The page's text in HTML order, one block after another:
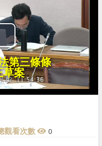
第三條條
草案
0